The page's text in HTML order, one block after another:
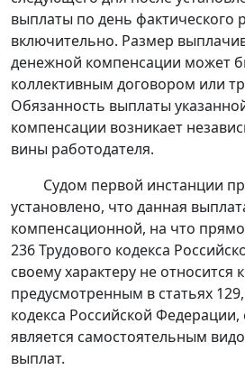
выплаты по день фактического
включительно. Размер
денежной компенсации может
коллективным договором или
Обязанность выплаты
компенсации возникает
вины работодателя.
Судом первой инстанции
установлено, что данная
компенсационной, на что
236Трудового кодекса
своему характеру не относится
предусмотренным в статьях 129,
кодекса Российской Федерации,
является самостоятельным
выплат.